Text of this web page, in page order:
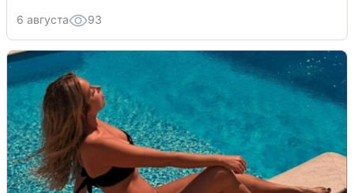
6 августа 93